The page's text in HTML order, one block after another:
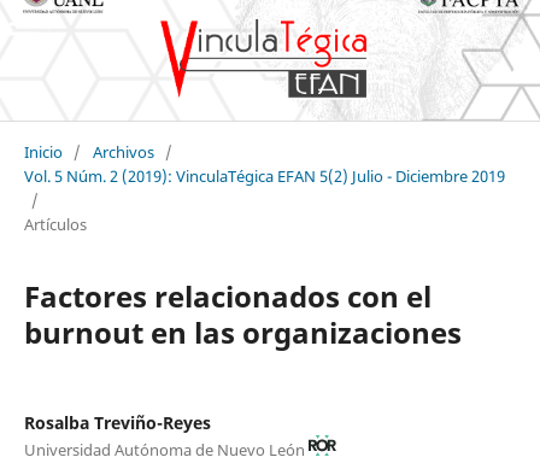
Inicio / Archivos /
Vol. 5 Núm. 2 (2019): VinculaTégica EFAN 5(2) Julio - Diciembre 2019
/
Artículos
Factores relacionados con el
burnout en las organizaciones
Rosalba Treviño-Reyes
Universidad Autónoma de Nuevo León